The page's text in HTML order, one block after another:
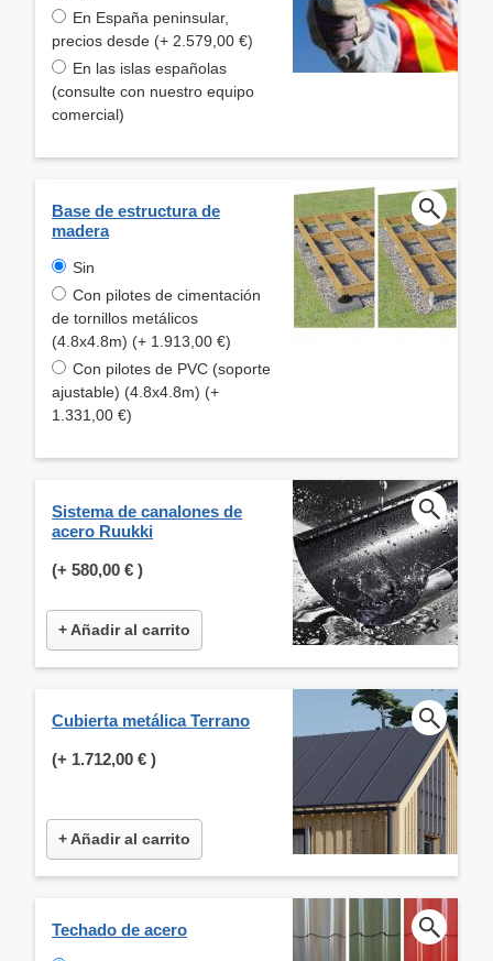
En España peninsular,
precios desde (+ 2.579,00 €)
En las islas españolas
(consulte con nuestro equipo
comercial)
Base de estructura de
madera
Sin
Con pilotes de cimentación
de tornillos metálicos
(4.8x4.8m) (+ 1.913,00 €)
Con pilotes de PVC (soporte
ajustable) (4.8x4.8m) (+
1.331,00 €)
Sistema de canalones de
acero Ruukki
(+ 580,00 € )
+ Añadir al carrito
Cubierta metálica Terrano
(+ 1.712,00 € )
+ Añadir al carrito
Techado de acero